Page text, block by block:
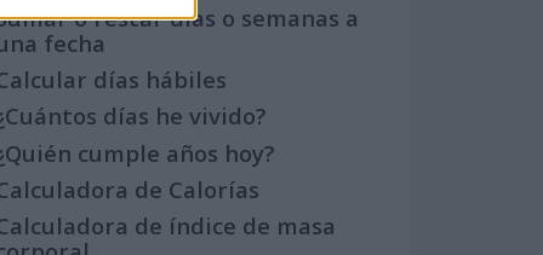
o restar días o semanas a
fecha
días hábiles
días he vivido?
cumple años hoy?
de Calorías
de índice de masa